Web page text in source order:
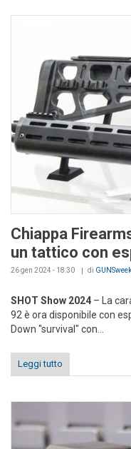
Chiappa
un tattico con
26 gen 2024 - 18:30 di GUNSweek
SHOT Show 2024 – La
92 è ora disponibile con
Down "survival" con...
Leggi tutto